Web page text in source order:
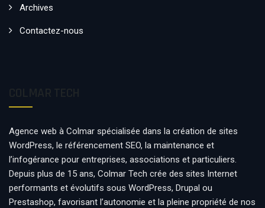
Archives
Contactez-nous
Agence web à Colmar spécialisée dans la création de sites
WordPress, le référencement SEO, la maintenance et
l’infogérance pour entreprises, associations et particuliers.
Depuis plus de 15 ans, Colmar Tech crée des sites Internet
performants et évolutifs sous WordPress, Drupal ou
Prestashop, favorisant l’autonomie et la pleine propriété de nos